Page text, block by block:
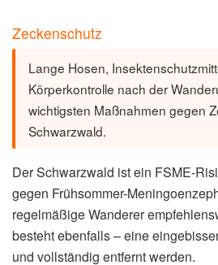
Zeckenschutz
Lange Hosen,
Körperkontrolle nach der
wichtigsten Maßnahmen gegen
Schwarzwald.
Der Schwarzwald ist ein FSME-
gegen Frühsommer-
regelmäßige Wanderer
besteht ebenfalls – eine
und vollständig entfernt werden.